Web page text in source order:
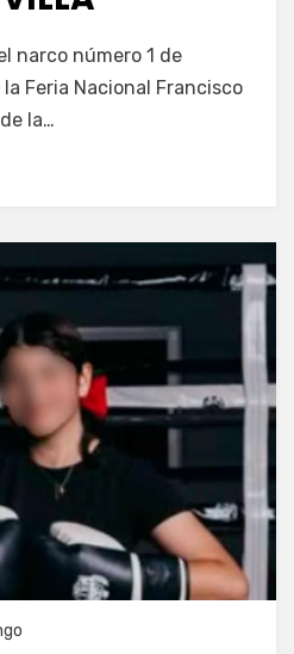
narco número 1 de
Feria Nacional Francisco
la…